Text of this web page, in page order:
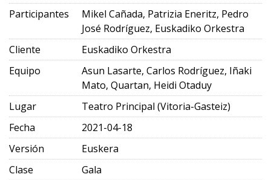
Participantes
Mikel Cañada, Patrizia Eneritz, Pedro
José Rodríguez, Euskadiko Orkestra
Cliente
Euskadiko Orkestra
Equipo
Asun Lasarte, Carlos Rodríguez, Iñaki
Mato, Quartan, Heidi Otaduy
Lugar
Teatro Principal (Vitoria-Gasteiz)
Fecha
2021-04-18
Versión
Euskera
Clase
Gala